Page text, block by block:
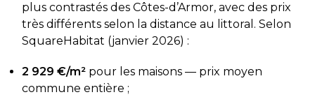
plus contrastés des Côtes-d’Armor, avec des prix
très différents selon la distance au littoral. Selon
SquareHabitat (janvier 2026) :
2 929 €/m²pour les maisons — prix moyen
commune entière ;